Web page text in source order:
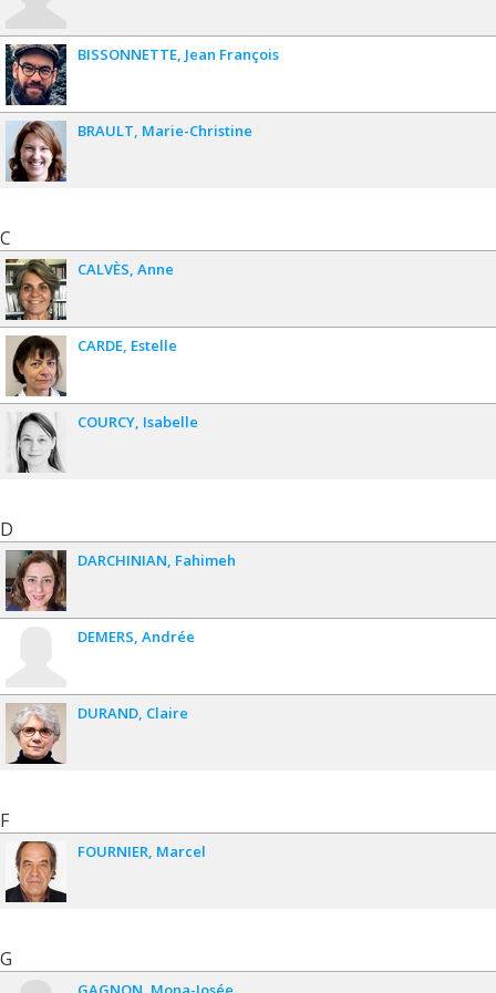
BISSONNETTE Jean François
BRAULT Marie-Christine
C
CALVÈS Anne
CARDE Estelle
COURCY Isabelle
D
DARCHINIAN Fahimeh
DEMERS Andrée
DURAND Claire
F
FOURNIER Marcel
G